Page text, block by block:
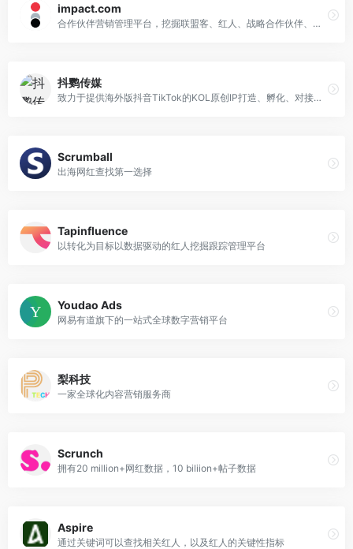
impact.com
合作伙伴营销管理平台，挖掘联盟客、红人、战略合作伙伴、移动App、内容媒体…全渠道全方位的营销伙伴，尽在impact.com合作伙伴营销管理平台。
抖鹦传媒
致力于提供海外版抖音TikTok的KOL原创IP打造、孵化、对接服务
Scrumball
出海网红查找第一选择
Tapinfluence
以转化为目标以数据驱动的红人挖掘跟踪管理平台
Youdao Ads
网易有道旗下的一站式全球数字营销平台
梨科技
一家全球化内容营销服务商
Scrunch
拥有20 million+网红数据，10 biliion+帖子数据
Aspire
通过关键词可以查找相关红人，以及红人的关键性指标